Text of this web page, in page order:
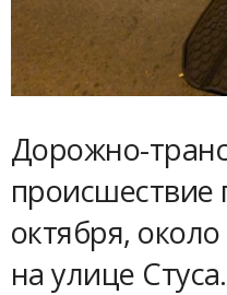
Дорожно-
октября,
на улице Стуса.